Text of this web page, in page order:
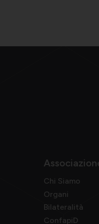
Chi Siamo
Organi
Bilateralità
ConfapiD